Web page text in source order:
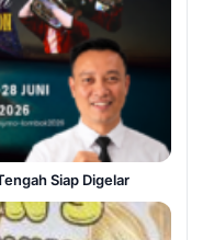
Siap Digelar